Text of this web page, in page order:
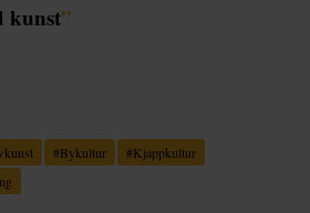
kunst”
#Bykultur #Kjappkultur